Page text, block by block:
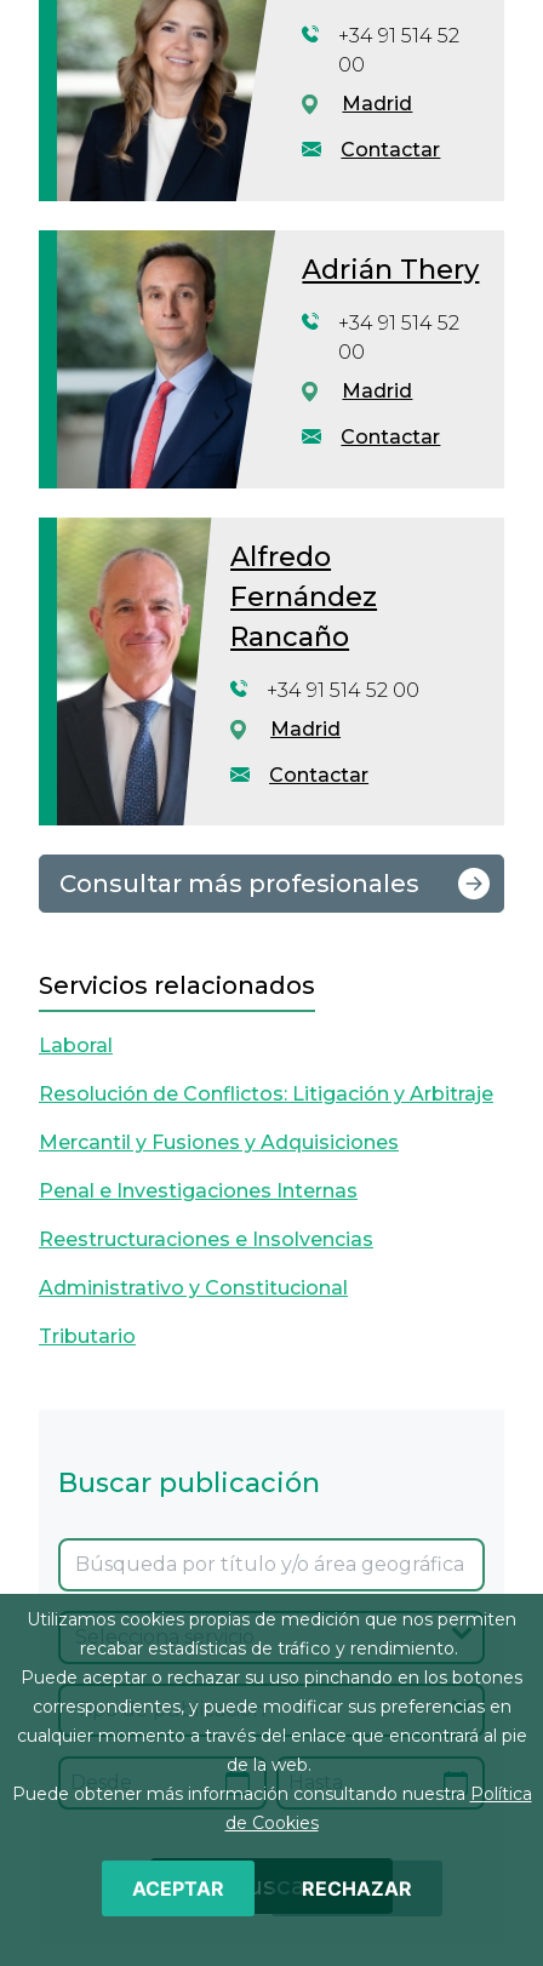
Contactar
+34 91 514 52
00
Madrid
Adrián Thery
Contactar
+34 91 514 52
00
Madrid
Alfredo
Fernández
Rancaño
Contactar
+34 91 514 52 00
Madrid
Consultar más profesionales
Servicios relacionados
Laboral
Resolución de Conflictos: Litigación y Arbitraje
Mercantil y Fusiones y Adquisiciones
Penal e Investigaciones Internas
Reestructuraciones e Insolvencias
Administrativo y Constitucional
Tributario
Buscar publicación
Utilizamos cookies propias de medición que nos permiten
recabar estadísticas de tráfico y rendimiento.
Puede aceptar o rechazar su uso pinchando en los botones
correspondientes, y puede modificar sus preferencias en
cualquier momento a través del enlace que encontrará al pie
de la web.
Puede obtener más información consultando nuestra Política
de Cookies
ACEPTAR RECHAZAR